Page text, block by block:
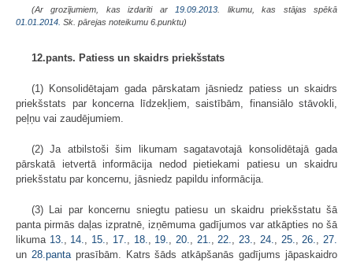
(Ar grozījumiem, kas izdarīti ar 19.09.2013 . likumu, kas stājas spēkā
01.01.2014. Sk. pārejas noteikumu 6.punktu)
12.pants. Patiess un skaidrs priekšstats
(1) Konsolidētajam gada pārskatam jāsniedz patiess un skaidrs
priekšstats par koncerna līdzekļiem, saistībām, finansiālo stāvokli,
peļņu vai zaudējumiem.
(2) Ja atbilstoši šim likumam sagatavotajā konsolidētajā gada
pārskatā ietvertā informācija nedod pietiekami patiesu un skaidru
priekšstatu par koncernu, jāsniedz papildu informācija.
(3) Lai par koncernu sniegtu patiesu un skaidru priekšstatu šā
panta pirmās daļas izpratnē, izņēmuma gadījumos var atkāpties no šā
likuma 13. 14. 15. 17. 18. 19. 20. 21. 22. 23. 24. 25. 26.
27.
un 28.pantaprasībām. Katrs šāds atkāpšanās gadījums jāpaskaidro